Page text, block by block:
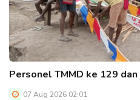
Personel TMMD ke 129
07 Aug 2026 02:01